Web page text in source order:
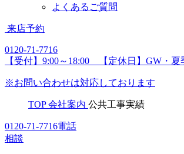
よくあるご質問
来店予約
0120-71-7716
【受付】9:00～18:00 【定休日】GW・
※お問い合わせは対応しております
TOP 会社案内 公共工事実績
0120-71-7716電話
相談